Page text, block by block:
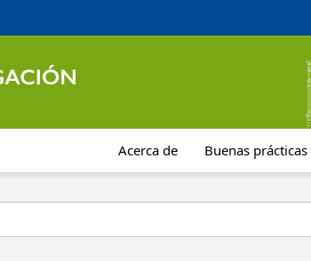
Acerca de Buenas prácticas